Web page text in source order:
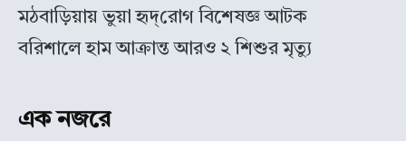
মঠবাড়িয়ায় ভুয়া হৃদ্‌রোগ বিশেষজ্ঞ আটক
বরিশালে হাম আক্রান্ত আরও ২ শিশুর মৃত্যু
এক নজরে